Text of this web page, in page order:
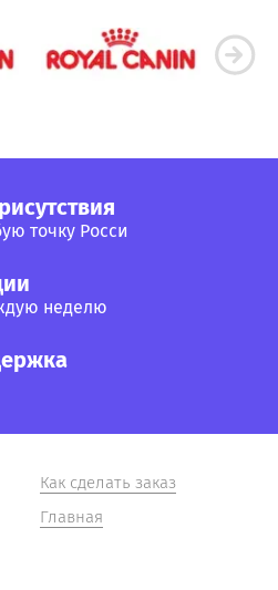
точку Росси
неделю
Как сделать заказ
Главная